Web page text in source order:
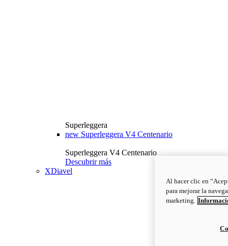
Superleggera
new Superleggera V4 Centenario
Superleggera V4 Centenario
Descubrir más
XDiavel
Al hacer clic en
para mejorar la
marketing.